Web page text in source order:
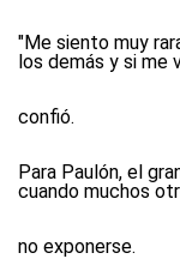
"Me siento muy
los demás y si me
confió.
Para Paulón, el
cuando muchos
no exponerse.